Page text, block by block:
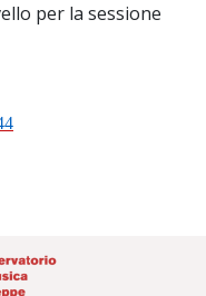
per la sessione